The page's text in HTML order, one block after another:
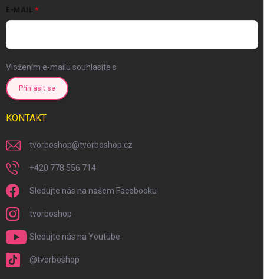
E-MAIL
Vložením e-mailu souhlasíte s
Přihlásit se
KONTAKT
tvorboshop@tvorboshop.cz
+420 778 556 714
Sledujte nás na našem Facebooku
tvorboshop
Sledujte nás na Youtube
@tvorboshop